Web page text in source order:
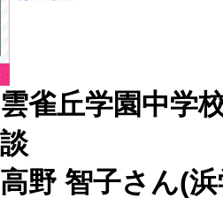
雲雀丘学園中学
談
高野 智子さん(